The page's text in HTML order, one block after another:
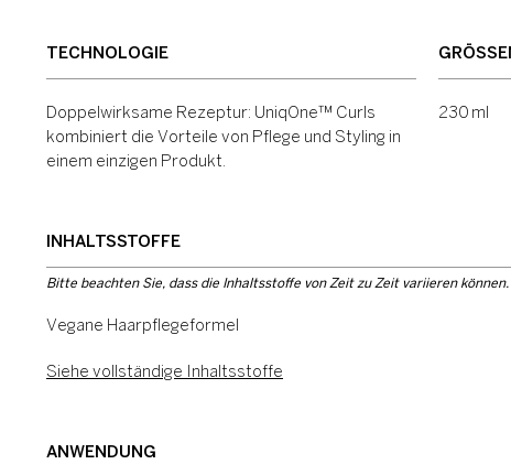
TECHNOLOGIE
Doppelwirksame Rezeptur: UniqOne™ Curls
kombiniert die Vorteile von Pflege und Styling in
einem einzigen Produkt.
GRÖSSEN
230 ml
INHALTSSTOFFE
Bitte beachten Sie, dass die Inhaltsstoffe von Zeit zu Zeit variieren können.
Vegane Haarpflegeformel
Siehe vollständige Inhaltsstoffe
ANWENDUNG